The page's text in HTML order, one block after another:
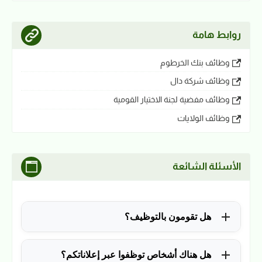
روابط هامة
وظائف بنك الخرطوم
وظائف شركة دال
وظائف مفضية لجنة الاختيار القومية
وظائف الولايات
الأسئلة الشائعة
هل تقومون بالتوظيف؟
للأسف لا، في الوقت الحالي نقوم فقط بنشر الوظائف
المتاحة.هل هناك أشخاص توظفوا عبر إعلاناتكم؟